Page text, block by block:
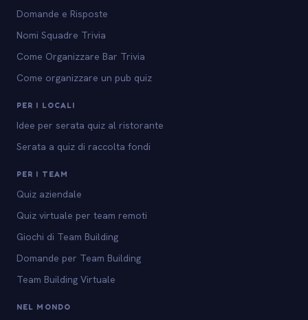
Domande e Risposte
Nomi Squadre Trivia
Come Organizzare Bar Trivia
Come organizzare un pub quiz
PER I LOCALI
Idee per serata quiz al ristorante
Serata a quiz di raccolta fondi
PER I TEAM
Quiz aziendale
Quiz virtuale per team remoti
Giochi di Team Building
Domande per Team Building
Team Building Virtuale
NEL MONDO